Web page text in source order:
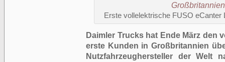
Erste vollelektrische FUSO
Daimler Trucks hat Ende März den
erste Kunden in Großbritannien
Nutzfahrzeughersteller der Welt